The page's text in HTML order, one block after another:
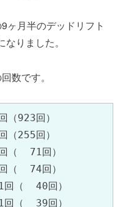
ヶ月半のデッドリフト
りました。
数です。
923回）
255回）
（  71回）
（  74回）
（  40回）
（  39回）